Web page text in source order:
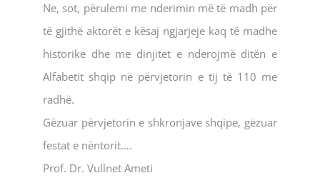
Ne, sot, përulemi me nderimin më të madh për
të gjithë aktorët e kësaj ngjarjeje kaq të madhe
historike dhe me dinjitet e nderojmë ditën e
Alfabetit shqip në përvjetorin e tij të 110 me
radhë.
Gëzuar përvjetorin e shkronjave shqipe, gëzuar
festat e nëntorit….
Prof. Dr. Vullnet Ameti